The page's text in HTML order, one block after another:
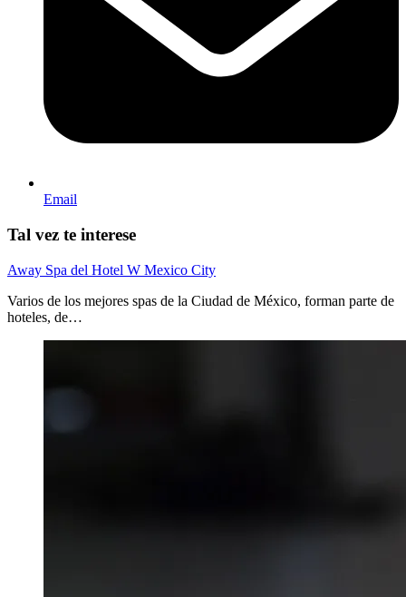
Email
Tal vez te interese
Away Spa del Hotel W Mexico City
Varios de los mejores spas de la Ciudad de México, forman parte de
hoteles, de…